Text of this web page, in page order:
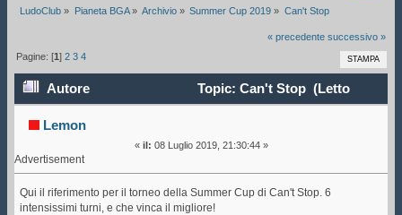
LudoClub » Pianeta BGA» Archivio» Summer Cup 2019 » Can't Stop
« precedente successivo »
STAMPA
Pagine: [1]2 3 4
Autore
Topic: Can't Stop (Letto
213016 volte)
Lemon
« il: 08 Luglio 2019, 21:30:44 »
Advertisement
Qui il riferimento per il torneo della Summer Cup di Can't Stop. 6
intensissimi turni, e che vinca il migliore!